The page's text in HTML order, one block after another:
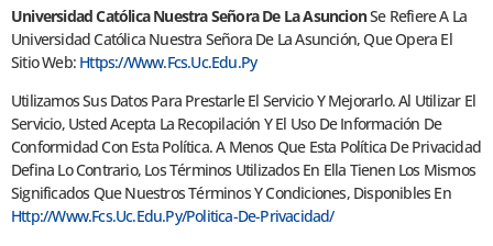
Universidad Católica Nuestra Señora De La AsuncionSe Refiere A La
Universidad Católica Nuestra Señora De La Asunción, Que Opera El
Sitio Web: Https://www.fcs.uc.edu.py
Utilizamos Sus Datos Para Prestarle El Servicio Y Mejorarlo. Al Utilizar El
Servicio, Usted Acepta La Recopilación Y El Uso De Información De
Conformidad Con Esta Política. A Menos Que Esta Política De Privacidad
Defina Lo Contrario, Los Términos Utilizados En Ella Tienen Los Mismos
Significados Que Nuestros Términos Y Condiciones, Disponibles En
Http://www.fcs.uc.edu.py/politica-De-Privacidad/